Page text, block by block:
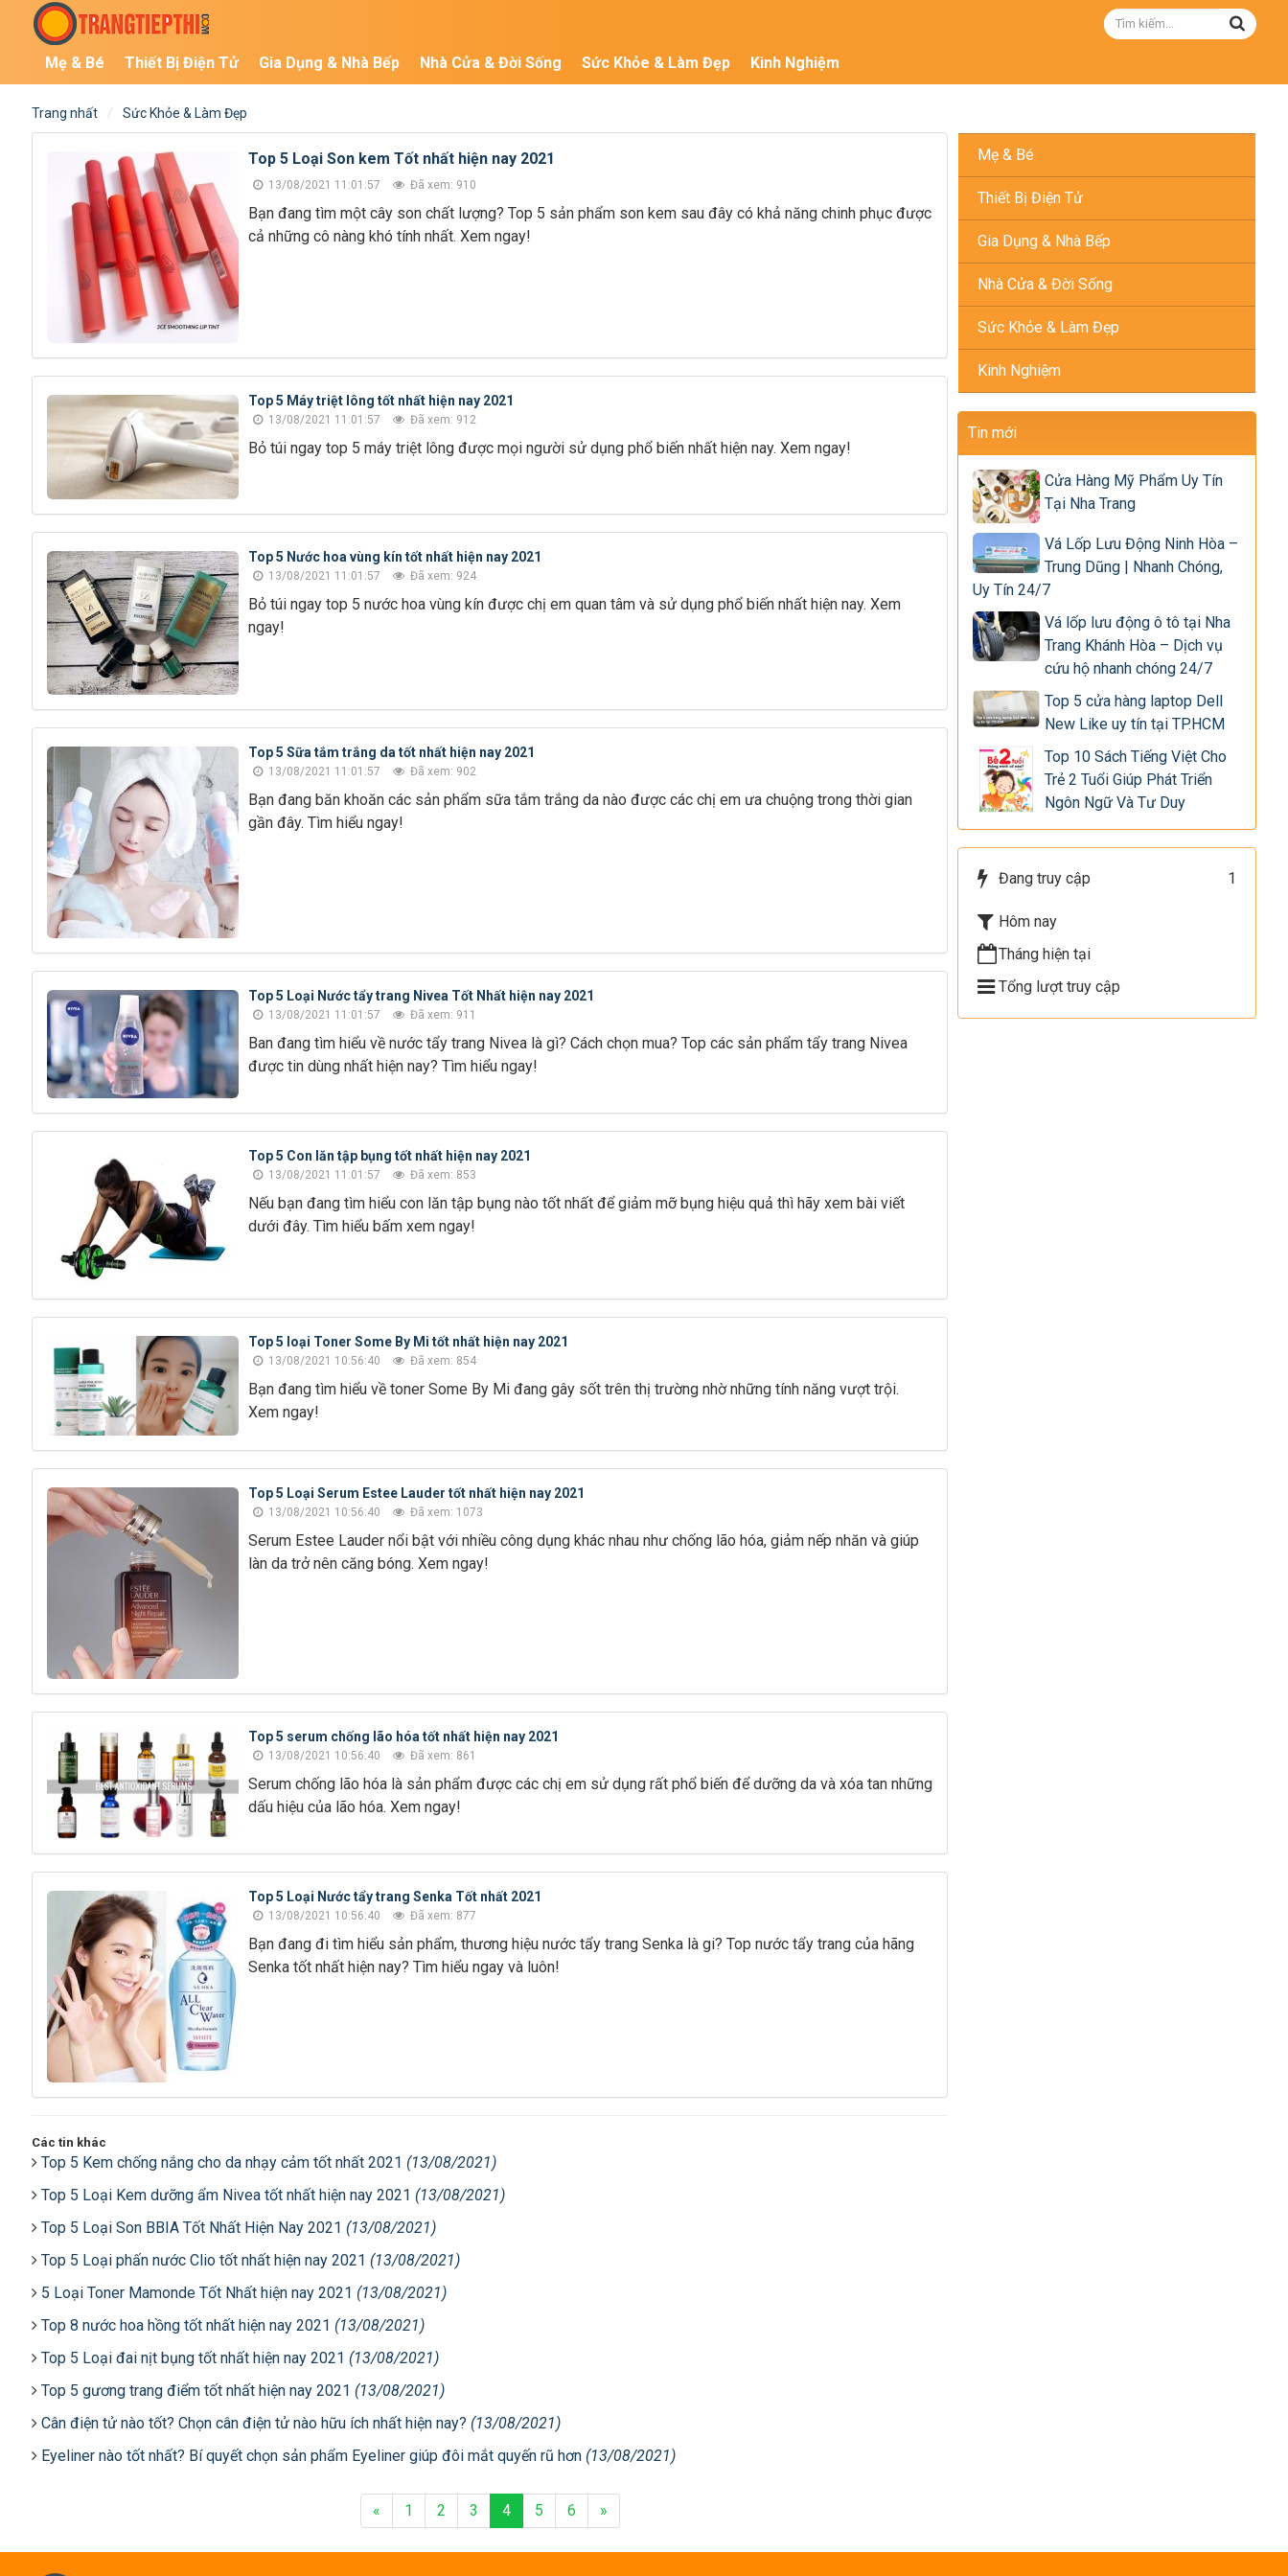
Mẹ & Bé Thiết Bị Điện Tử Gia Dụng & Nhà Bếp Nhà Cửa & Đời Sống Sức Khỏe & Làm Đẹp Kinh Nghiệm
Trang nhất Sức Khỏe & Làm Đẹp
Top 5 Loại Son kem Tốt nhất hiện nay 2021
13/08/2021 11:01:57 Đã xem: 910
Bạn đang tìm một cây son chất lượng? Top 5 sản phẩm son kem sau đây có khả năng chinh phục được
cả những cô nàng khó tính nhất. Xem ngay!
Top 5 Máy triệt lông tốt nhất hiện nay 2021
13/08/2021 11:01:57 Đã xem: 912
Bỏ túi ngay top 5 máy triệt lông được mọi người sử dụng phổ biến nhất hiện nay. Xem ngay!
Top 5 Nước hoa vùng kín tốt nhất hiện nay 2021
13/08/2021 11:01:57 Đã xem: 924
Bỏ túi ngay top 5 nước hoa vùng kín được chị em quan tâm và sử dụng phổ biến nhất hiện nay. Xem
ngay!
Top 5 Sữa tắm trắng da tốt nhất hiện nay 2021
13/08/2021 11:01:57 Đã xem: 902
Bạn đang băn khoăn các sản phẩm sữa tắm trắng da nào được các chị em ưa chuộng trong thời gian
gần đây. Tìm hiểu ngay!
Top 5 Loại Nước tẩy trang Nivea Tốt Nhất hiện nay 2021
13/08/2021 11:01:57 Đã xem: 911
Ban đang tìm hiểu về nước tẩy trang Nivea là gì? Cách chọn mua? Top các sản phẩm tẩy trang Nivea
được tin dùng nhất hiện nay? Tìm hiểu ngay!
Top 5 Con lăn tập bụng tốt nhất hiện nay 2021
13/08/2021 11:01:57 Đã xem: 853
Nếu bạn đang tìm hiểu con lăn tập bụng nào tốt nhất để giảm mỡ bụng hiệu quả thì hãy xem bài viết
dưới đây. Tìm hiểu bấm xem ngay!
Top 5 loại Toner Some By Mi tốt nhất hiện nay 2021
13/08/2021 10:56:40 Đã xem: 854
Bạn đang tìm hiểu về toner Some By Mi đang gây sốt trên thị trường nhờ những tính năng vượt trội.
Xem ngay!
Top 5 Loại Serum Estee Lauder tốt nhất hiện nay 2021
13/08/2021 10:56:40 Đã xem: 1073
Serum Estee Lauder nổi bật với nhiều công dụng khác nhau như chống lão hóa, giảm nếp nhăn và giúp
làn da trở nên căng bóng. Xem ngay!
Top 5 serum chống lão hóa tốt nhất hiện nay 2021
13/08/2021 10:56:40 Đã xem: 861
Serum chống lão hóa là sản phẩm được các chị em sử dụng rất phổ biến để dưỡng da và xóa tan những
dấu hiệu của lão hóa. Xem ngay!
Top 5 Loại Nước tẩy trang Senka Tốt nhất 2021
13/08/2021 10:56:40 Đã xem: 877
Bạn đang đi tìm hiểu sản phẩm, thương hiệu nước tẩy trang Senka là gi? Top nước tẩy trang của hãng
Senka tốt nhất hiện nay? Tìm hiểu ngay và luôn!
Các tin khác
Top 5 Kem chống nắng cho da nhạy cảm tốt nhất 2021 (13/08/2021)
Top 5 Loại Kem dưỡng ẩm Nivea tốt nhất hiện nay 2021 (13/08/2021)
Top 5 Loại Son BBIA Tốt Nhất Hiện Nay 2021 (13/08/2021)
Top 5 Loại phấn nước Clio tốt nhất hiện nay 2021 (13/08/2021)
5 Loại Toner Mamonde Tốt Nhất hiện nay 2021 (13/08/2021)
Top 8 nước hoa hồng tốt nhất hiện nay 2021 (13/08/2021)
Top 5 Loại đai nịt bụng tốt nhất hiện nay 2021 (13/08/2021)
Top 5 gương trang điểm tốt nhất hiện nay 2021 (13/08/2021)
Cân điện tử nào tốt? Chọn cân điện tử nào hữu ích nhất hiện nay? (13/08/2021)
Eyeliner nào tốt nhất? Bí quyết chọn sản phẩm Eyeliner giúp đôi mắt quyến rũ hơn (13/08/2021)
« 1 2 3 4 5 6 »
Mẹ & Bé
Thiết Bị Điện Tử
Gia Dụng & Nhà Bếp
Nhà Cửa & Đời Sống
Sức Khỏe & Làm Đẹp
Kinh Nghiệm
Tin mới
Cửa Hàng Mỹ Phẩm Uy Tín
Tại Nha Trang
Vá Lốp Lưu Động Ninh Hòa –
Trung Dũng | Nhanh Chóng,
Uy Tín 24/7
Vá lốp lưu động ô tô tại Nha
Trang Khánh Hòa – Dịch vụ
cứu hộ nhanh chóng 24/7
Top 5 cửa hàng laptop Dell
New Like uy tín tại TP.HCM
Top 10 Sách Tiếng Việt Cho
Trẻ 2 Tuổi Giúp Phát Triển
Ngôn Ngữ Và Tư Duy
Đang truy cập 1
Hôm nay
Tháng hiện tại
Tổng lượt truy cập